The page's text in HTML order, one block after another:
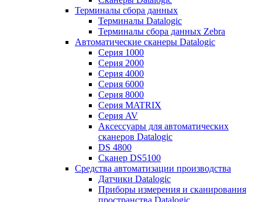
Терминалы сбора данных
Терминалы Datalogic
Терминалы сбора данных Zebra
Автоматические сканеры Datalogic
Серия 1000
Серия 2000
Серия 4000
Серия 6000
Серия 8000
Серия MATRIX
Серия AV
Аксессуары для автоматических
сканеров Datalogic
DS 4800
Сканер DS5100
Средства автоматизации производства
Датчики Datalogic
Приборы измерения и сканирования
пространства Datalogic